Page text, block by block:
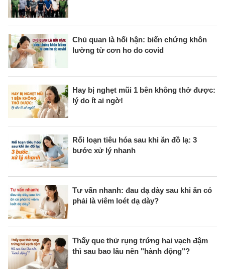
Chủ quan là hối hận: biến chứng khôn
lường từ cơn ho do covid
Hay bị nghẹt mũi 1 bên không thở được:
lý do ít ai ngờ!
Rối loạn tiêu hóa sau khi ăn đồ lạ: 3
bước xử lý nhanh
Tư vấn nhanh: đau dạ dày sau khi ăn có
phải là viêm loét dạ dày?
Thấy que thử rụng trứng hai vạch đậm
thì sau bao lâu nên "hành động"?